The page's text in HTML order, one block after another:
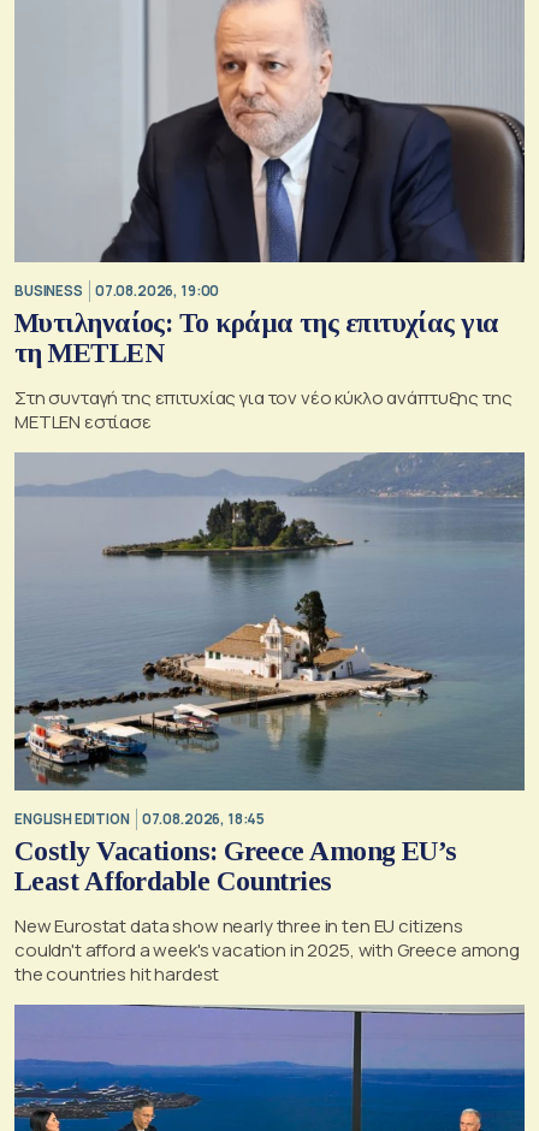
BUSINESS 07.08.2026, 19:00
Μυτιληναίος: Το κράμα της επιτυχίας για
τη METLEN
Στη συνταγή της επιτυχίας για τον νέο κύκλο ανάπτυξης της
METLEN εστίασε
ENGLISH EDITION 07.08.2026, 18:45
Costly Vacations: Greece Among EU’s
Least Affordable Countries
New Eurostat data show nearly three in ten EU citizens
couldn't afford a week's vacation in 2025, with Greece among
the countries hit hardest